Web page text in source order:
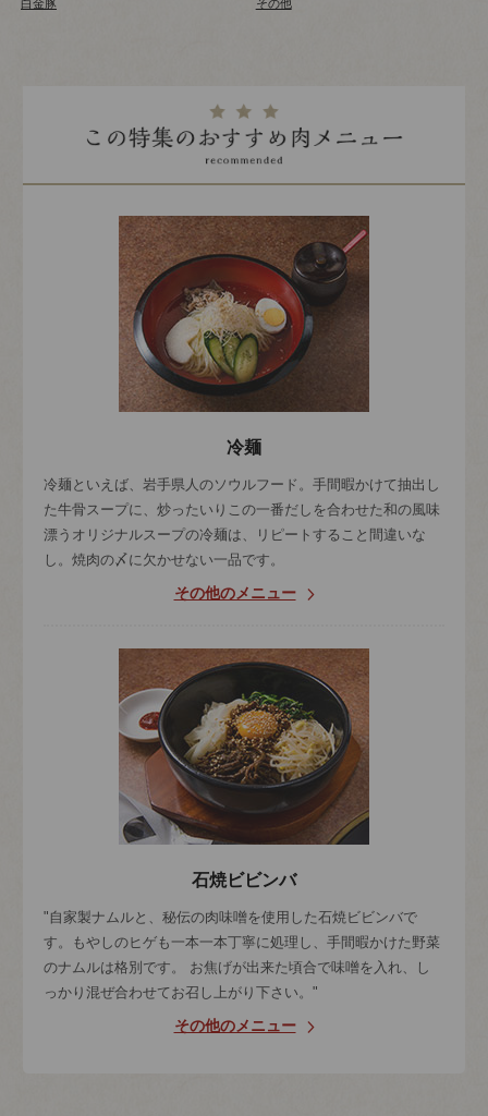
白金豚 その他
冷麺
冷麺といえば、岩手県人のソウルフード。手間暇かけて抽出し
た牛骨スープに、炒ったいりこの一番だしを合わせた和の風味
漂うオリジナルスープの冷麺は、リピートすること間違いな
し。焼肉の〆に欠かせない一品です。
その他のメニュー
石焼ビビンバ
"自家製ナムルと、秘伝の肉味噌を使用した石焼ビビンバで
す。もやしのヒゲも一本一本丁寧に処理し、手間暇かけた野菜
のナムルは格別です。 お焦げが出来た頃合で味噌を入れ、し
っかり混ぜ合わせてお召し上がり下さい。"
その他のメニュー